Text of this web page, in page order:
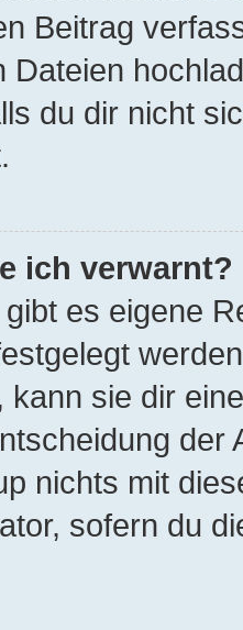
Beitrag
Dateien
du dir nicht
ich verwarnt?
es eigene
sie dir
der
nichts mit
sofern du